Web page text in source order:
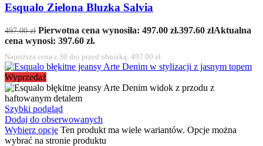
Esqualo Zielona Bluzka Salvia
497.00zł Pierwotna cena wynosiła: 497.00 zł.397.60 złAktualna
cena wynosi: 397.60 zł.
Najniższa cena z 30 dni przed obniżką: 497.00 zł
Wyprzedaż
Szybki podgląd
Dodaj do obserwowanych
Wybierz opcje Ten produkt ma wiele wariantów. Opcje można
wybrać na stronie produktu